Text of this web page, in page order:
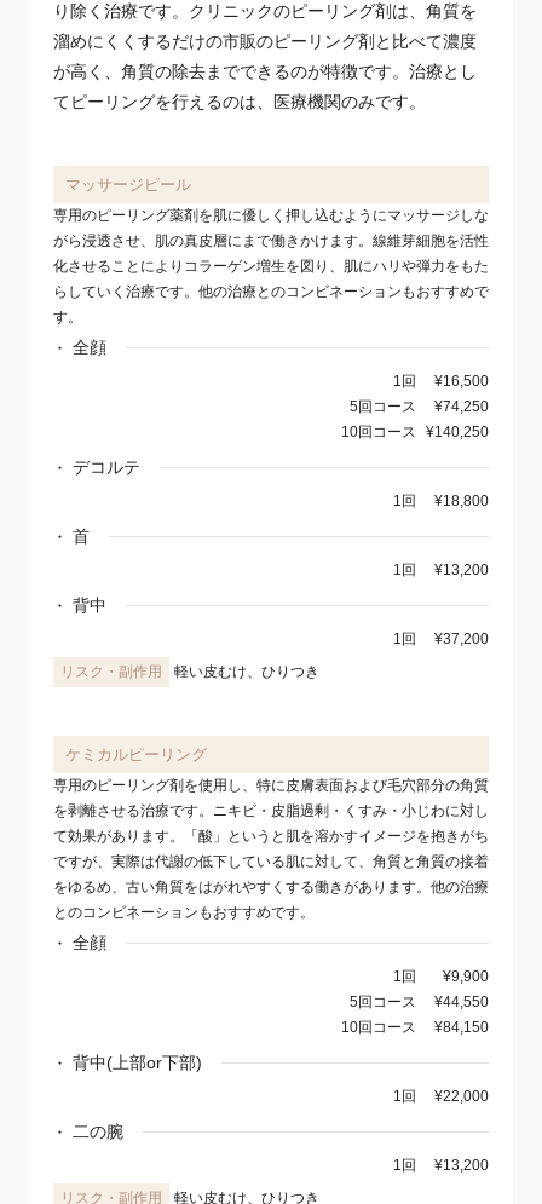
り除く治療です。クリニックのピーリング剤は、角質を
溜めにくくするだけの市販のピーリング剤と比べて濃度
が高く、角質の除去までできるのが特徴です。治療とし
てピーリングを行えるのは、医療機関のみです。
マッサージピール
専用のピーリング薬剤を肌に優しく押し込むようにマッサージしな
がら浸透させ、肌の真皮層にまで働きかけます。線維芽細胞を活性
化させることによりコラーゲン増生を図り、肌にハリや弾力をもた
らしていく治療です。他の治療とのコンビネーションもおすすめで
す。
全顔
1回
¥16,500
5回コース
¥74,250
10回コース
¥140,250
デコルテ
1回 ¥18,800
首
1回 ¥13,200
背中
1回
¥37,200
軽い皮むけ、ひりつき
ケミカルピーリング
専用のピーリング剤を使用し、特に皮膚表面および毛穴部分の角質
を剥離させる治療です。ニキビ・皮脂過剰・くすみ・小じわに対し
て効果があります。「酸」というと肌を溶かすイメージを抱きがち
ですが、実際は代謝の低下している肌に対して、角質と角質の接着
をゆるめ、古い角質をはがれやすくする働きがあります。他の治療
とのコンビネーションもおすすめです。
全顔
1回
¥9,900
5回コース
¥44,550
10回コース
¥84,150
背中(上部or下部)
1回 ¥22,000
二の腕
1回
¥13,200
軽い皮むけ、ひりつき